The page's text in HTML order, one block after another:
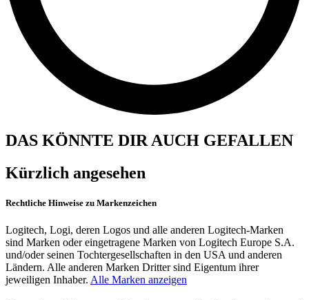
DAS KÖNNTE DIR AUCH GEFALLEN
Kürzlich angesehen
Rechtliche Hinweise zu Markenzeichen
Logitech, Logi, deren Logos und alle anderen Logitech-Marken
sind Marken oder eingetragene Marken von Logitech Europe S.A.
und/oder seinen Tochtergesellschaften in den USA und anderen
Ländern. Alle anderen Marken Dritter sind Eigentum ihrer
jeweiligen Inhaber. Alle Marken anzeigen